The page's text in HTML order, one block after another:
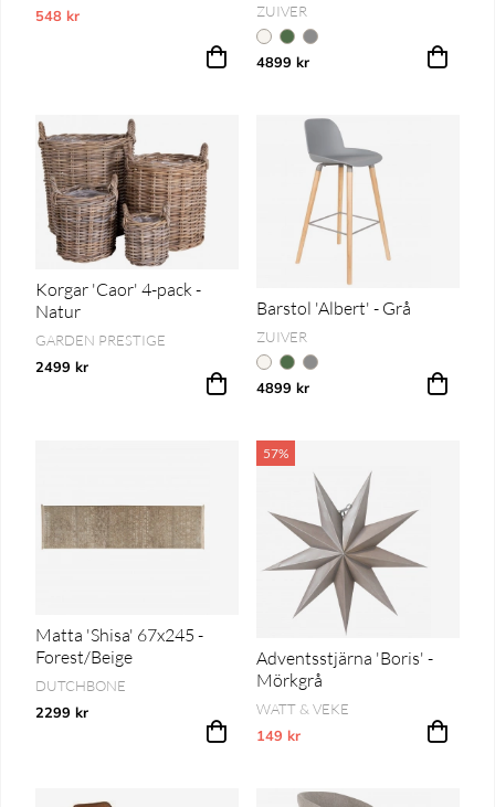
548 kr
Vårt lägsta pris 1-30 dagar innan prissänkning
ZUIVER
4899 kr
Korgar 'Caor' 4-pack -
Natur
GARDEN PRESTIGE
2499 kr
Barstol 'Albert' - Grå
ZUIVER
4899 kr
Matta 'Shisa' 67x245 -
Forest/Beige
DUTCHBONE
2299 kr
57%
Adventsstjärna 'Boris' -
Mörkgrå
WATT & VEKE
149 kr
Vårt lägsta pris 1-30 dagar innan